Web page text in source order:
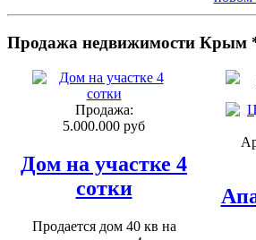
Продажа недвижимости Крым
Продажа:
5.000.000 руб
Дом на участке 4
сотки
Продается дом 40 кв на